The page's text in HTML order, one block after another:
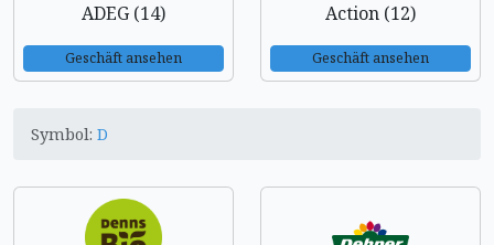
ADEG (14)
Geschäft ansehen
Action (12)
Geschäft ansehen
Symbol: D